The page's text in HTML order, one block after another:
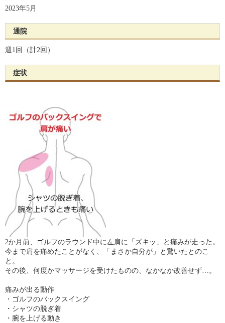
2023年5月
通院
週1回（計2回）
症状
2か月前、ゴルフのラウンド中に左肩に「ズキッ」と痛みが走った。
今まで肩を痛めたことがなく、「まさか自分が」と驚いたとのこ
と。
その後、何度かマッサージを受けたものの、なかなか改善せず…。
痛みが出る動作
・ゴルフのバックスイング
・シャツの脱ぎ着
・腕を上げる動き